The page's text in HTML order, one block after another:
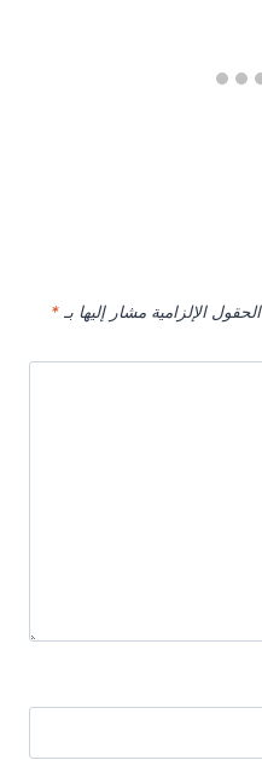
الحقول الإلزامية مشار إليها بـ *